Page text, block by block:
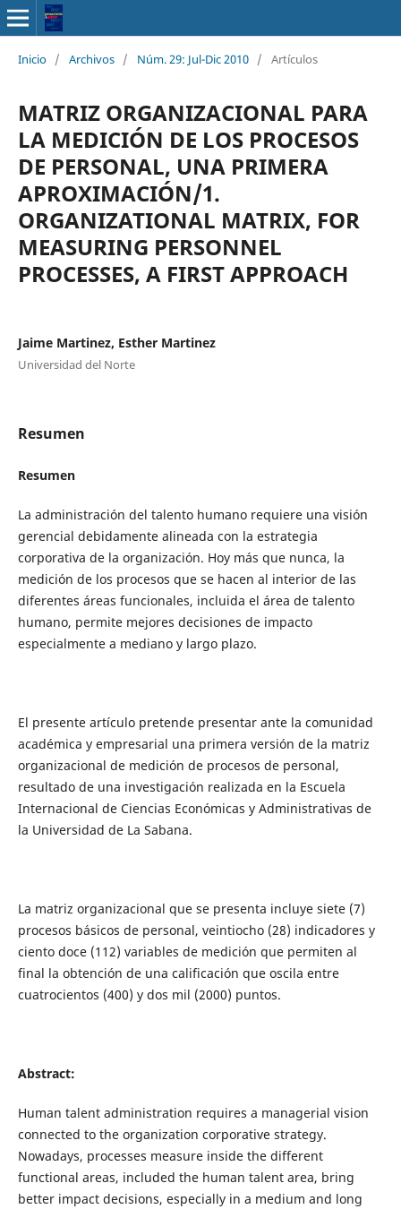
Inicio / Archivos / Núm. 29: Jul-Dic 2010 / Artículos
MATRIZ ORGANIZACIONAL PARA
LA MEDICIÓN DE LOS PROCESOS
DE PERSONAL, UNA PRIMERA
APROXIMACIÓN/1.
ORGANIZATIONAL MATRIX, FOR
MEASURING PERSONNEL
PROCESSES, A FIRST APPROACH
Jaime Martinez, Esther Martinez
Universidad del Norte
Resumen
Resumen
La administración del talento humano requiere una visión
gerencial debidamente alineada con la estrategia
corporativa de la organización. Hoy más que nunca, la
medición de los procesos que se hacen al interior de las
diferentes áreas funcionales, incluida el área de talento
humano, permite mejores decisiones de impacto
especialmente a mediano y largo plazo.
El presente artículo pretende presentar ante la comunidad
académica y empresarial una primera versión de la matriz
organizacional de medición de procesos de personal,
resultado de una investigación realizada en la Escuela
Internacional de Ciencias Económicas y Administrativas de
la Universidad de La Sabana.
La matriz organizacional que se presenta incluye siete (7)
procesos básicos de personal, veintiocho (28) indicadores y
ciento doce (112) variables de medición que permiten al
final la obtención de una calificación que oscila entre
cuatrocientos (400) y dos mil (2000) puntos.
Abstract:
Human talent administration requires a managerial vision
connected to the organization corporative strategy.
Nowadays, processes measure inside the different
functional areas, included the human talent area, bring
better impact decisions, especially in a medium and long